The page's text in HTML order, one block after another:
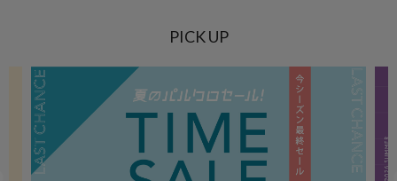
PICK UP